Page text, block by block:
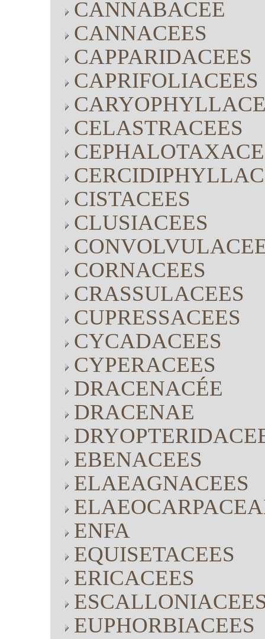
CANNABACEE
CANNACEES
CAPPARIDACEES
CAPRIFOLIACEES
CELASTRACEES
CISTACEES
CLUSIACEES
CORNACEES
CRASSULACEES
CUPRESSACEES
CYCADACEES
CYPERACEES
DRACENACÉE
DRACENAE
EBENACEES
ELAEAGNACEES
ENFA
EQUISETACEES
ERICACEES
EUPHORBIACEES